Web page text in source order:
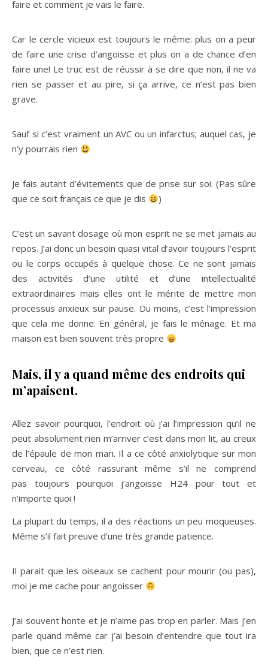
faire et comment je vais le faire.
Car le cercle vicieux est toujours le même: plus on a peur
de faire une crise d’angoisse et plus on a de chance d’en
faire une! Le truc est de réussir à se dire que non, il ne va
rien se passer et au pire, si ça arrive, ce n’est pas bien
grave.
Sauf si c’est vraiment un AVC ou un infarctus; auquel cas, je
n’y pourrais rien
Je fais autant d’évitements que de prise sur soi. (Pas sûre
que ce soit français ce que je dis
)
C’est un savant dosage où mon esprit ne se met jamais au
repos. J’ai donc un besoin quasi vital d’avoir toujours l’esprit
ou le corps occupés à quelque chose. Ce ne sont jamais
des activités d’une utilité et d’une intellectualité
extraordinaires mais elles ont le mérite de mettre mon
processus anxieux sur pause. Du moins, c’est l’impression
que cela me donne. En général, je fais le ménage. Et ma
maison est bien souvent très propre
Mais, il y a quand même des endroits qui
m’apaisent.
Allez savoir pourquoi, l’endroit où j’ai l’impression qu’il ne
peut absolument rien m’arriver c’est dans mon lit, au creux
de l’épaule de mon mari. Il a ce côté anxiolytique sur mon
cerveau, ce côté rassurant même s’il ne comprend
pas toujours pourquoi j’angoisse H24 pour tout et
n’importe quoi !
La plupart du temps, il a des réactions un peu moqueuses.
Même s’il fait preuve d’une très grande patience.
Il parait que les oiseaux se cachent pour mourir (ou pas),
moi je me cache pour angoisser
J’ai souvent honte et je n’aime pas trop en parler. Mais j’en
parle quand même car j’ai besoin d’entendre que tout ira
bien, que ce n’est rien.